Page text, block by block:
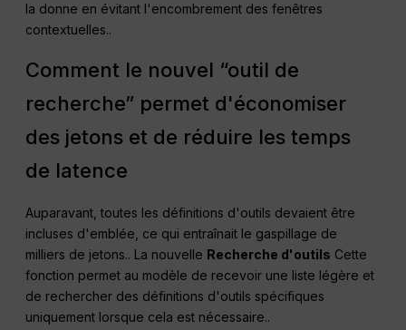
la donne en évitant l'encombrement des fenêtres
contextuelles..
Comment le nouvel “outil de
recherche” permet d'économiser
des jetons et de réduire les temps
de latence
Auparavant, toutes les définitions d'outils devaient être
incluses d'emblée, ce qui entraînait le gaspillage de
milliers de jetons.. La nouvelle Recherche d'outils Cette
fonction permet au modèle de recevoir une liste légère et
de rechercher des définitions d'outils spécifiques
uniquement lorsque cela est nécessaire..